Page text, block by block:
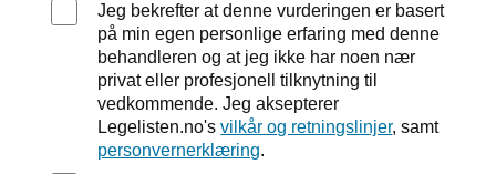
Jeg bekrefter at denne vurderingen er basert
på min egen personlige erfaring med denne
behandleren og at jeg ikke har noen nær
privat eller profesjonell tilknytning til
vedkommende. Jeg aksepterer
Legelisten.no'svilkår og retningslinjer, samt
personvernerklæring.